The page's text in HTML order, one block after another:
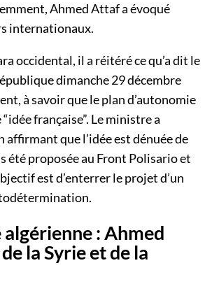
Ahmed Attaf a évoqué
internationaux.
occidental, il a réitéré ce qu’a dit le
dimanche 29 décembre
à savoir que le plan d’autonomie
française”. Le ministre a
affirmant que l’idée est dénuée de
été proposée au Front Polisario et
est d’enterrer le projet d’un
: Ahmed
la Syrie et de la